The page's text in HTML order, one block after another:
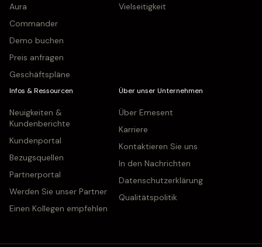
Aura
Commander
Demo buchen
Preis anfragen
Geschäftspläne
Vielseitigkeit
Infos & Ressourcen
Neuigkeiten &
Kundenberichte
Kundenportal
Bezugsquellen
Partnerportal
Werden Sie unser Partner
Einen Kollegen empfehlen
Über unser Unternehmen
Über Emesent
Karriere
Kontaktieren Sie uns
In den Nachrichten
Datenschutzerklärung
Qualitätspolitik